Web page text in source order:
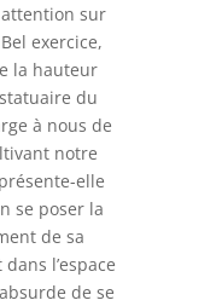
sur
exercice,
la hauteur
du
à nous de
notre
elle
se poser la
de sa
l’espace
de se